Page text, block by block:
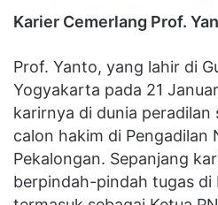
Karier Cemerlang Prof.
Prof. Yanto, yang lahir di
Yogyakarta pada 21
karirnya di dunia peradilan
calon hakim di Pengadilan
Pekalongan. Sepanjang
berpindah-pindah tugas di